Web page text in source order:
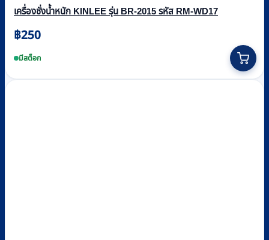
เครื่องชั่งน้ำหนัก KINLEE รุ่น BR-2015 รหัส RM-WD17
฿250
มีสต็อก